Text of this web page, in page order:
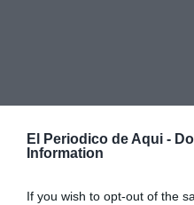
El Periodico de Aqui -
Information
If you wish to opt-out of the